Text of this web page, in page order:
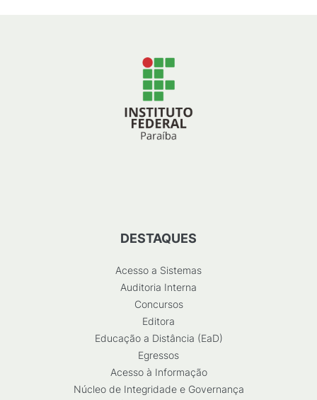
DESTAQUES
Acesso a Sistemas
Auditoria Interna
Concursos
Editora
Educação a Distância (EaD)
Egressos
Acesso à Informação
Núcleo de Integridade e Governança